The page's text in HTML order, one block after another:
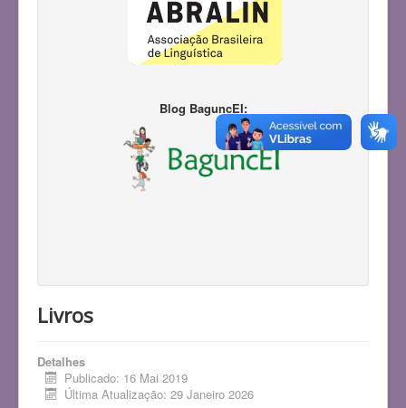
Blog BaguncEI:
Livros
Detalhes
Publicado: 16 Mai 2019
Última Atualização: 29 Janeiro 2026